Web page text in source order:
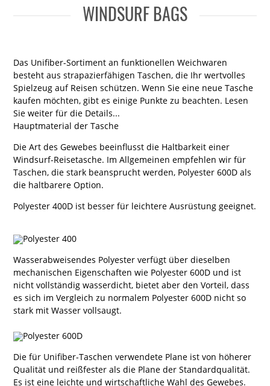
WINDSURF BAGS
Das Unifiber-Sortiment an funktionellen Weichwaren
besteht aus strapazierfähigen Taschen, die Ihr wertvolles
Spielzeug auf Reisen schützen. Wenn Sie eine neue Tasche
kaufen möchten, gibt es einige Punkte zu beachten. Lesen
Sie weiter für die Details...
Hauptmaterial der Tasche
Die Art des Gewebes beeinflusst die Haltbarkeit einer
Windsurf-Reisetasche. Im Allgemeinen empfehlen wir für
Taschen, die stark beansprucht werden, Polyester 600D als
die haltbarere Option.
Polyester 400D ist besser für leichtere Ausrüstung geeignet.
Wasserabweisendes Polyester verfügt über dieselben
mechanischen Eigenschaften wie Polyester 600D und ist
nicht vollständig wasserdicht, bietet aber den Vorteil, dass
es sich im Vergleich zu normalem Polyester 600D nicht so
stark mit Wasser vollsaugt.
Die für Unifiber-Taschen verwendete Plane ist von höherer
Qualität und reißfester als die Plane der Standardqualität.
Es ist eine leichte und wirtschaftliche Wahl des Gewebes.